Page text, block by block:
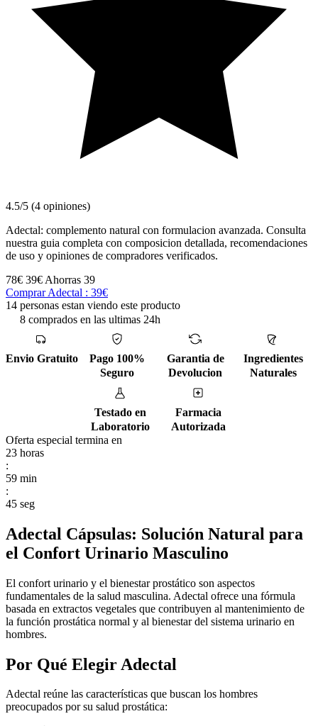
4.5/5 (4 opiniones)
Adectal: complemento natural con formulacion avanzada. Consulta
nuestra guia completa con composicion detallada, recomendaciones
de uso y opiniones de compradores verificados.
78€ 39€ Ahorras 39
Comprar Adectal : 39€
14 personas estan viendo este producto
8 comprados en las ultimas 24h
Envio Gratuito
Pago 100%
Seguro
Garantia de
Devolucion
Ingredientes
Naturales
Testado en
Laboratorio
Farmacia
Autorizada
Oferta especial termina en
23 horas
:
59 min
:
44 seg
Adectal Cápsulas: Solución Natural para
el Confort Urinario Masculino
El confort urinario y el bienestar prostático son aspectos
fundamentales de la salud masculina. Adectal ofrece una fórmula
basada en extractos vegetales que contribuyen al mantenimiento de
la función prostática normal y al bienestar del sistema urinario en
hombres.
Por Qué Elegir Adectal
Adectal reúne las características que buscan los hombres
preocupados por su salud prostática: